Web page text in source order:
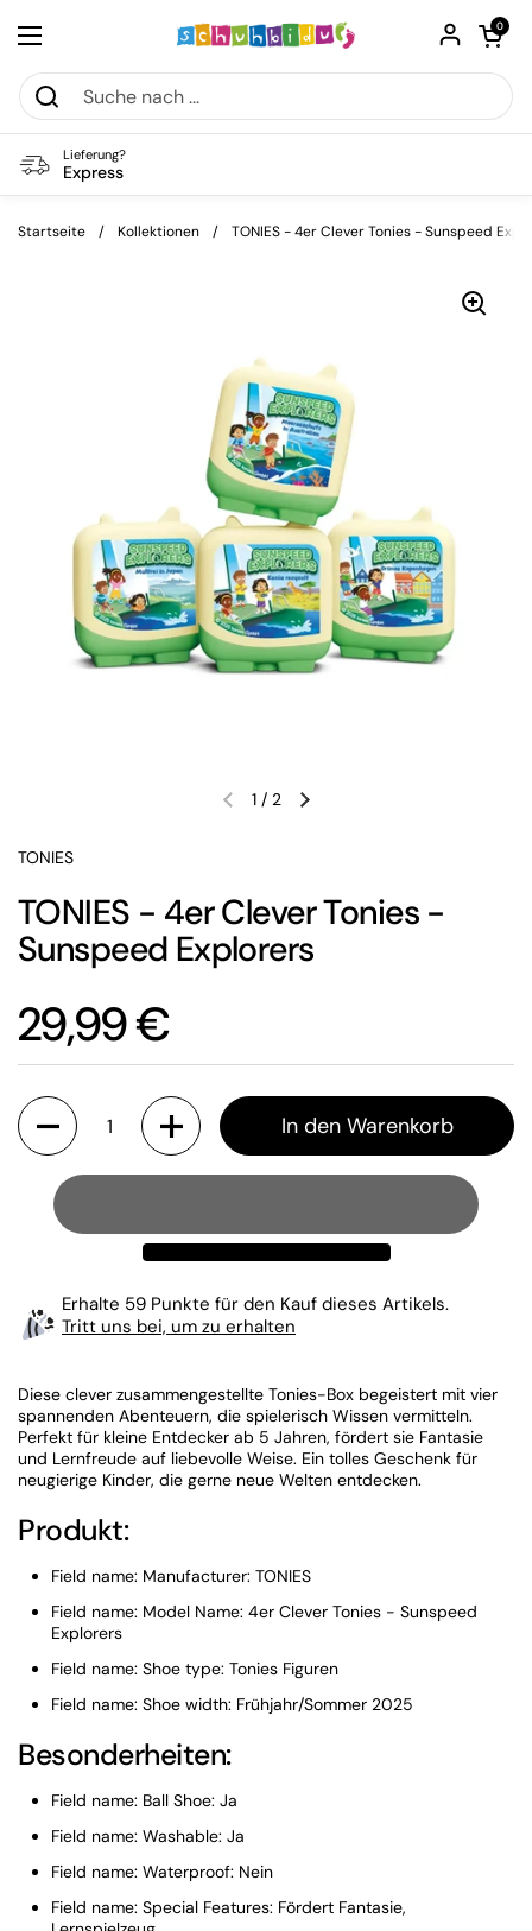
Menü öffnen
Warenkorb
0
Lieferung?
Express
Startseite / Kollektionen / TONIES - 4er Clever Tonies - Sunspeed
Vorherige FolieNächste Folie
1/ 2
TONIES
TONIES - 4er Clever Tonies -
Sunspeed Explorers
Preis:
29,99 €
Anzahl
In den Warenkorb
Erhalte 59 Punkte für den Kauf dieses Artikels.
Tritt uns bei, um zu erhalten
Diese clever zusammengestellte Tonies-Box begeistert mit vier
spannenden Abenteuern, die spielerisch Wissen vermitteln.
Perfekt für kleine Entdecker ab 5 Jahren, fördert sie Fantasie
und Lernfreude auf liebevolle Weise. Ein tolles Geschenk für
neugierige Kinder, die gerne neue Welten entdecken.
Produkt:
Field name: Manufacturer: TONIES
Field name: Model Name: 4er Clever Tonies - Sunspeed
Explorers
Field name: Shoe type: Tonies Figuren
Field name: Shoe width: Frühjahr/Sommer 2025
Besonderheiten:
Field name: Ball Shoe: Ja
Field name: Washable: Ja
Field name: Waterproof: Nein
Field name: Special Features: Fördert Fantasie,